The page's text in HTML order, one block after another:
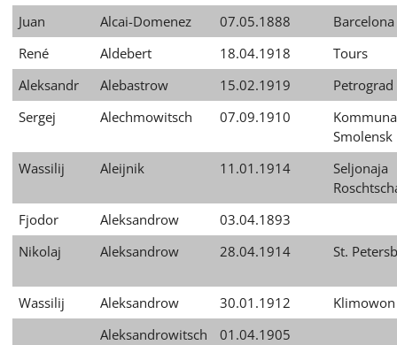
Juan Alcai-Domenez 07.05.1888
Barcelona
René
Aldebert 18.04.1918
Tours
Aleksandr
Alebastrow 15.02.1919
Petrograd
Sergej
Alechmowitsch 07.09.1910
Kommuna
Smolensk
Wassilij
Aleijnik 11.01.1914
Seljonaja
Fjodor
Aleksandrow
03.04.1893
Nikolaj
Aleksandrow 28.04.1914 St.
Wassilij Aleksandrow 30.01.1912
Klimowon
Aleksandrowitsch
01.04.1905